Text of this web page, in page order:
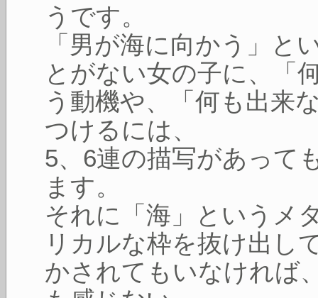
うです。
「男が海に向かう」と
とがない女の子に、「
う動機や、「何も出来
つけるには、
5、6連の描写があって
ます。
それに「海」というメ
リカルな枠を抜け出し
かされてもいなければ